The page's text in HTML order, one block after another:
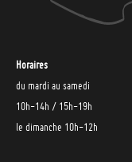
Horaires
du mardi au samedi
10h-14h / 15h-19h
le dimanche 10h-12h